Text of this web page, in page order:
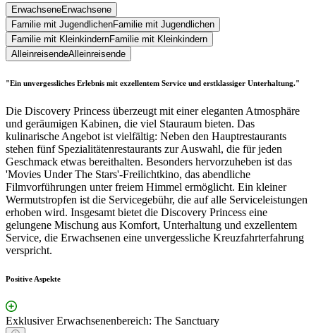
ErwachseneErwachsene
Familie mit JugendlichenFamilie mit Jugendlichen
Familie mit KleinkindernFamilie mit Kleinkindern
AlleinreisendeAlleinreisende
"Ein unvergessliches Erlebnis mit exzellentem Service und erstklassiger Unterhaltung."
Die Discovery Princess überzeugt mit einer eleganten Atmosphäre
und geräumigen Kabinen, die viel Stauraum bieten. Das
kulinarische Angebot ist vielfältig: Neben den Hauptrestaurants
stehen fünf Spezialitätenrestaurants zur Auswahl, die für jeden
Geschmack etwas bereithalten. Besonders hervorzuheben ist das
'Movies Under The Stars'-Freilichtkino, das abendliche
Filmvorführungen unter freiem Himmel ermöglicht. Ein kleiner
Wermutstropfen ist die Servicegebühr, die auf alle Serviceleistungen
erhoben wird. Insgesamt bietet die Discovery Princess eine
gelungene Mischung aus Komfort, Unterhaltung und exzellentem
Service, die Erwachsenen eine unvergessliche Kreuzfahrterfahrung
verspricht.
Positive Aspekte
Exklusiver Erwachsenenbereich: The Sanctuary